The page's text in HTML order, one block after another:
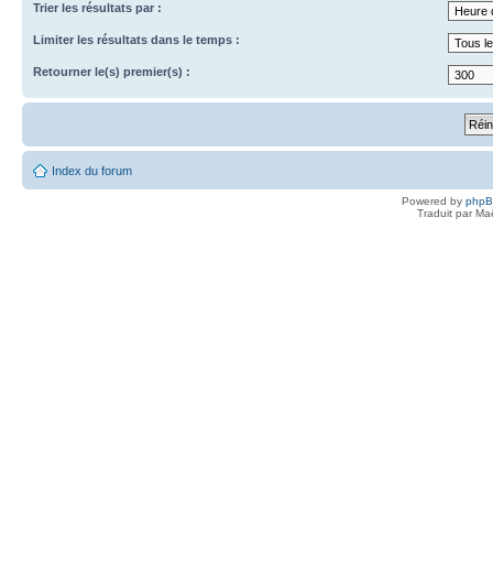
Trier les résultats par :
Limiter les résultats dans le temps :
Retourner le(s) premier(s) :
Index du forum
Powered by
Traduit par